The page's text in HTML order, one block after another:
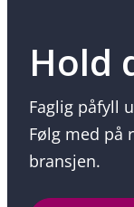
Hold
Faglig påfyll
Følg med på
bransjen.